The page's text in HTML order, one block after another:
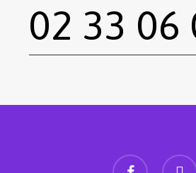
02 33 06
facebook